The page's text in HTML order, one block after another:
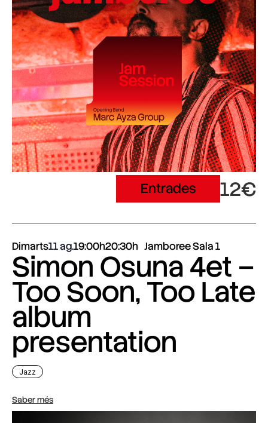
Entrades 12€
Dimarts11 ag.19:00h20:30h Jamboree Sala 1
Simon Osuna 4et –
Too Soon, Too Late
album
presentation
Jazz
Saber més